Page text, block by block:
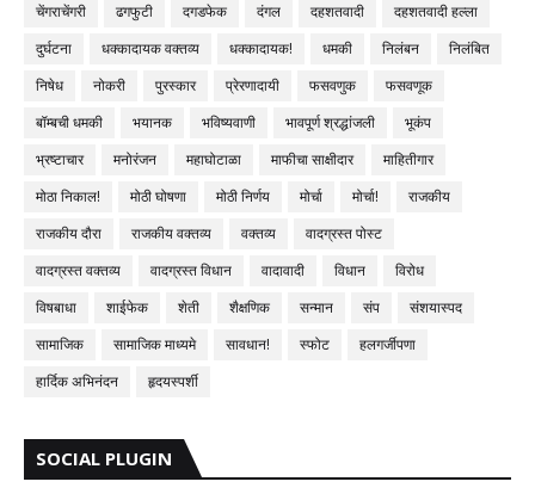
चेंगराचेंगरी
ढगफुटी दगडफेक दंगल दहशतवादी
दहशतवादी हल्ला
दुर्घटना
धक्कादायक वक्तव्य धक्कादायक! धमकी निलंबन
निलंबित
निषेध
नोकरी पुरस्कार प्रेरणादायी फसवणुक
फसवणूक
बॉम्बची धमकी
भयानक भविष्यवाणी भावपूर्ण श्रद्धांजली
भूकंप
भ्रष्टाचार
मनोरंजन महाघोटाळा माफीचा साक्षीदार
माहितीगार
मोठा निकाल!
मोठी घोषणा मोठी निर्णय मोर्चा मोर्चा!
राजकीय
राजकीय दौरा
राजकीय वक्तव्य वक्तव्य
वादग्रस्त पोस्ट
वादग्रस्त वक्तव्य
वादग्रस्त विधान वादावादी विधान
विरोध
विषबाधा
शाईफेक शेती शैक्षणिक सन्मान संप
संशयास्पद
सामाजिक
सामाजिक माध्यमे सावधान! स्फोट
हलगर्जीपणा
हार्दिक अभिनंदन
हृदयस्पर्शी
SOCIAL PLUGIN